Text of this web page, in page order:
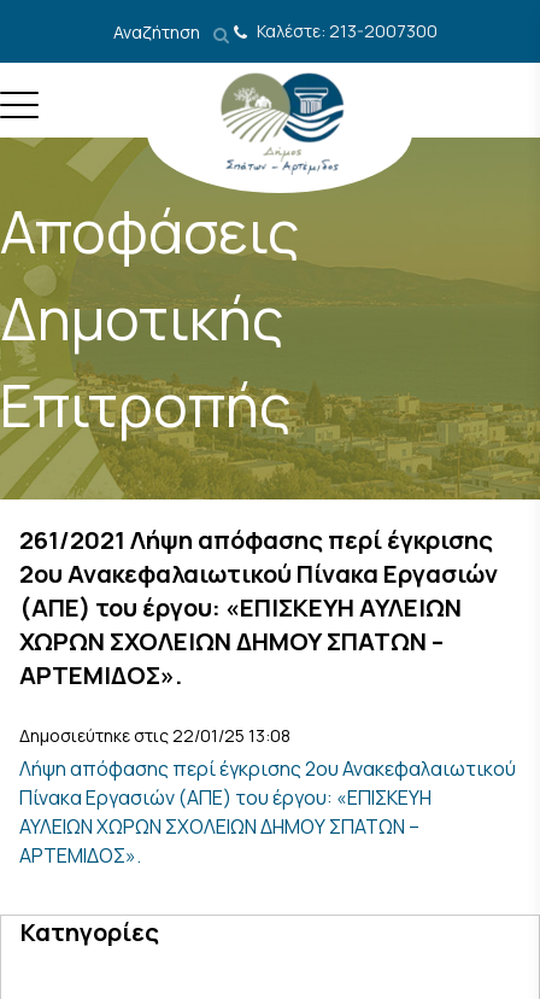
Αναζήτηση Καλέστε: 213-2007300
Αποφάσεις
Δημοτικής
Επιτροπής
261/2021 Λήψη απόφασης περί έγκρισης
2ου Ανακεφαλαιωτικού Πίνακα Εργασιών
(ΑΠΕ) του έργου: «ΕΠΙΣΚΕΥΗ ΑΥΛΕΙΩΝ
ΧΩΡΩΝ ΣΧΟΛΕΙΩΝ ΔΗΜΟΥ ΣΠΑΤΩΝ –
ΑΡΤΕΜΙΔΟΣ».
Δημοσιεύτηκε στις 22/01/25 13:08
Λήψη απόφασης περί έγκρισης 2ου Ανακεφαλαιωτικού
Πίνακα Εργασιών (ΑΠΕ) του έργου: «ΕΠΙΣΚΕΥΗ
ΑΥΛΕΙΩΝ ΧΩΡΩΝ ΣΧΟΛΕΙΩΝ ΔΗΜΟΥ ΣΠΑΤΩΝ –
ΑΡΤΕΜΙΔΟΣ».
Κατηγορίες